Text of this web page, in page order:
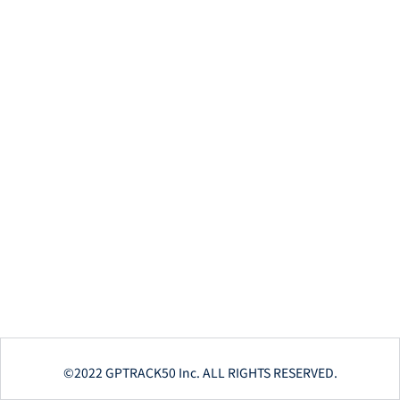
©2022 GPTRACK50 Inc. ALL RIGHTS RESERVED.